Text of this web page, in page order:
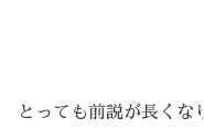
とっても前説が長くな